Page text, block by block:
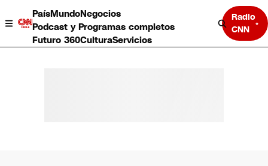
PaísMundoNegocios
Podcast y Programas completos
Futuro 360CulturaServicios
Radio
CNN